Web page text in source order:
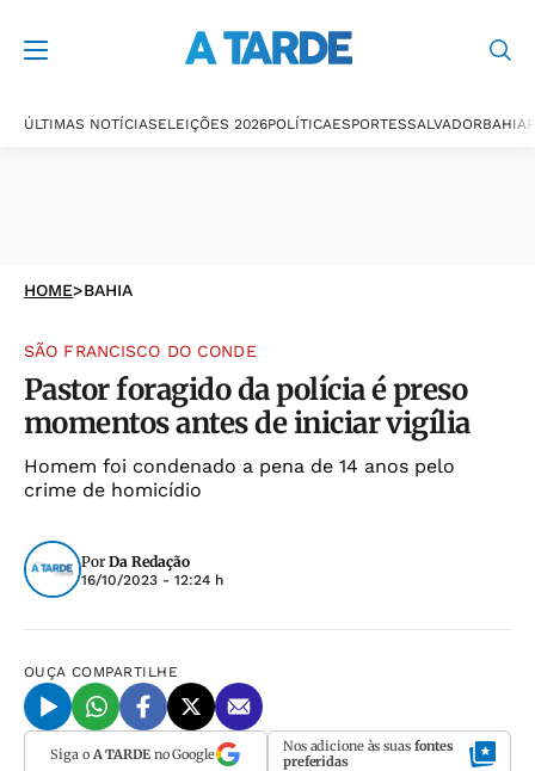
ÚLTIMAS NOTÍCIASELEIÇÕES 2026POLÍTICAESPORTESSALVADORBAHIA
HOME>BAHIA
SÃO FRANCISCO DO CONDE
Pastor foragido da polícia é preso
momentos antes de iniciar vigília
Homem foi condenado a pena de 14 anos pelo
crime de homicídio
Por Da Redação
16/10/2023 - 12:24 h
OUÇA COMPARTILHE
Siga o A TARDEno Google Nos adicione às suas fontes
preferidas